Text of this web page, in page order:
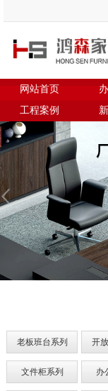
网站首页
工程案例
老板班台系列 开
文件柜系列 办